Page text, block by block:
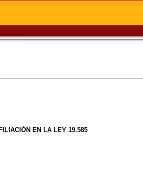
EN LA LEY 19.585